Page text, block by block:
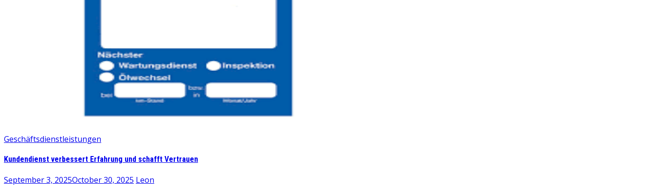
Geschäftsdienstleistungen
Kundendienst verbessert Erfahrung und schafft Vertrauen
September 3, 2025October 30, 2025 Leon